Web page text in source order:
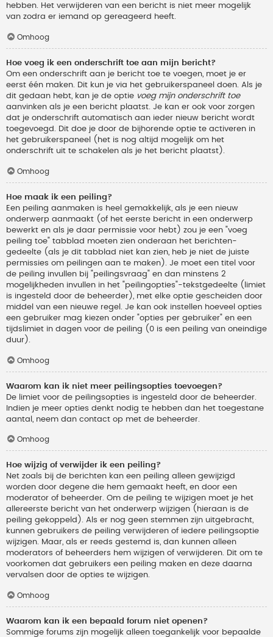
hebben. Het verwijderen van een bericht is niet meer mogelijk
van zodra er iemand op gereageerd heeft.
Omhoog
Hoe voeg ik een onderschrift toe aan mijn bericht?
Om een onderschrift aan je bericht toe te voegen, moet je er
eerst één maken. Dit kun je via het gebruikerspaneel doen. Als je
dit gedaan hebt, kan je de optie voeg mijn onderschrift toe
aanvinken als je een bericht plaatst. Je kan er ook voor zorgen
dat je onderschrift automatisch aan ieder nieuw bericht wordt
toegevoegd. Dit doe je door de bijhorende optie te activeren in
het gebruikerspaneel (het is nog altijd mogelijk om het
onderschrift uit te schakelen als je het bericht plaatst).
Omhoog
Hoe maak ik een peiling?
Een peiling aanmaken is heel gemakkelijk, als je een nieuw
onderwerp aanmaakt (of het eerste bericht in een onderwerp
bewerkt en als je daar permissie voor hebt) zou je een "voeg
peiling toe" tabblad moeten zien onderaan het berichten-
gedeelte (als je dit tabblad niet kan zien, heb je niet de juiste
permissies om peilingen aan te maken). Je moet een titel voor
de peiling invullen bij "peilingsvraag" en dan minstens 2
mogelijkheden invullen in het "peilingopties"-tekstgedeelte (limiet
is ingesteld door de beheerder), met elke optie gescheiden door
middel van een nieuwe regel. Je kan ook instellen hoeveel opties
een gebruiker mag kiezen onder "opties per gebruiker" en een
tijdslimiet in dagen voor de peiling (0 is een peiling van oneindige
duur).
Omhoog
Waarom kan ik niet meer peilingsopties toevoegen?
De limiet voor de peilingsopties is ingesteld door de beheerder.
Indien je meer opties denkt nodig te hebben dan het toegestane
aantal, neem dan contact op met de beheerder.
Omhoog
Hoe wijzig of verwijder ik een peiling?
Net zoals bij de berichten kan een peiling alleen gewijzigd
worden door degene die hem gemaakt heeft, en door een
moderator of beheerder. Om de peiling te wijzigen moet je het
allereerste bericht van het onderwerp wijzigen (hieraan is de
peiling gekoppeld). Als er nog geen stemmen zijn uitgebracht,
kunnen gebruikers de peiling verwijderen of iedere peilingsoptie
wijzigen. Maar, als er reeds gestemd is, dan kunnen alleen
moderators of beheerders hem wijzigen of verwijderen. Dit om te
voorkomen dat gebruikers een peiling maken en deze daarna
vervalsen door de opties te wijzigen.
Omhoog
Waarom kan ik een bepaald forum niet openen?
Sommige forums zijn mogelijk alleen toegankelijk voor bepaalde